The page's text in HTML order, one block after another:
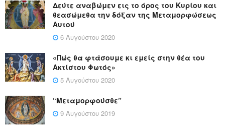
Δεύτε αναβώμεν εις το όρος του Κυρίου και
θεασώμεθα την δόξαν της Μεταμορφώσεως
Αυτού
6 Αυγούστου 2020
«Πώς θα φτάσουμε κι εμείς στην θέα του
Ακτίστου Φωτός»
5 Αυγούστου 2020
“Μεταμορφούσθε”
9 Αυγούστου 2019